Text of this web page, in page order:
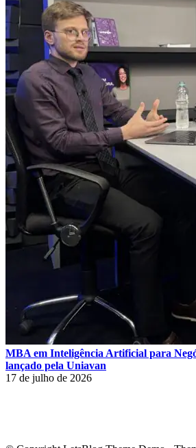
MBA em Inteligência Artificial para
lançado pela Uniavan
17 de julho de 2026